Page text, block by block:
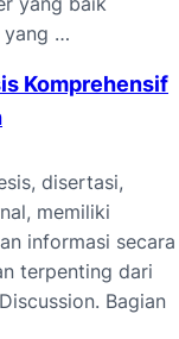
yang …
Komprehensif
disertasi,
memiliki
informasi secara
terpenting dari
Bagian